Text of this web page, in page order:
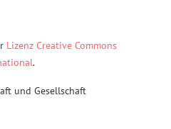
Lizenz Creative Commons
.
und Gesellschaft